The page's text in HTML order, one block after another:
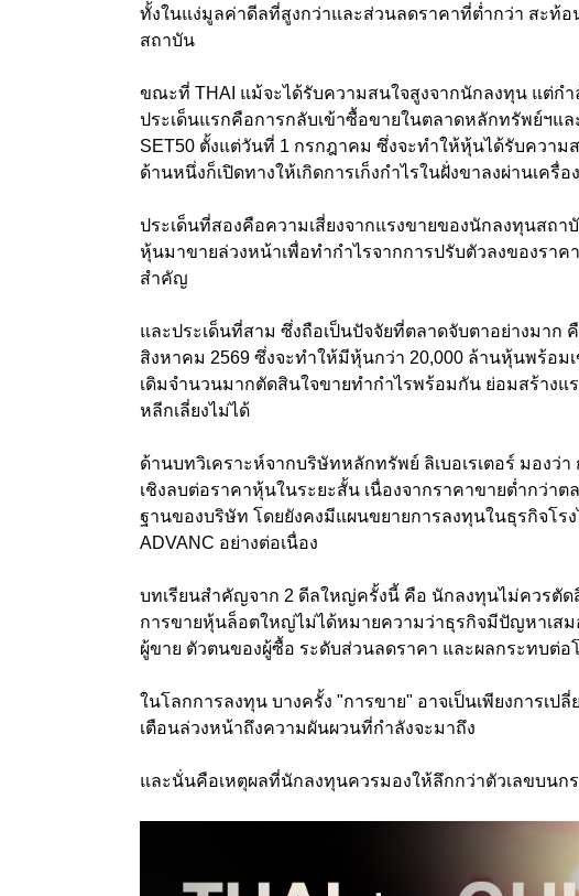
ทั้งในแง่มูลค่าดีลที่สูงกว่าและส่วนลดราคาที่ต่ำกว่า สะท้
สถาบัน
ขณะที่ THAI แม้จะได้รับความสนใจสูงจากนักลงทุน แต่
ประเด็นแรกคือการกลับเข้าซื้อขายในตลาดหลักทรัพย์ฯแ
SET50 ตั้งแต่วันที่ 1 กรกฎาคม ซึ่งจะทำให้หุ้นได้รับควา
ด้านหนึ่งก็เปิดทางให้เกิดการเก็งกำไรในฝั่งขาลงผ่านเค
ประเด็นที่สองคือความเสี่ยงจากแรงขายของนักลงทุนสถ
หุ้นมาขายล่วงหน้าเพื่อทำกำไรจากการปรับตัวลงของรา
สำคัญ
และประเด็นที่สาม ซึ่งถือเป็นปัจจัยที่ตลาดจับตาอย่างมาก
สิงหาคม 2569 ซึ่งจะทำให้มีหุ้นกว่า 20,000 ล้านหุ้นพร้อ
เดิมจำนวนมากตัดสินใจขายทำกำไรพร้อมกัน ย่อมสร้าง
หลีกเลี่ยงไม่ได้
ด้านบทวิเคราะห์จากบริษัทหลักทรัพย์ ลิเบอเรเตอร์ มองว่
เชิงลบต่อราคาหุ้นในระยะสั้น เนื่องจากราคาขายต่ำกว่า
ฐานของบริษัท โดยยังคงมีแผนขยายการลงทุนในธุรกิจโ
ADVANC อย่างต่อเนื่อง
บทเรียนสำคัญจาก 2 ดีลใหญ่ครั้งนี้ คือ นักลงทุนไม่ควรตัด
การขายหุ้นล็อตใหญ่ไม่ได้หมายความว่าธุรกิจมีปัญหาเส
ผู้ขาย ตัวตนของผู้ซื้อ ระดับส่วนลดราคา และผลกระทบต่อ
ในโลกการลงทุน บางครั้ง "การขาย" อาจเป็นเพียงการเ
เตือนล่วงหน้าถึงความผันผวนที่กำลังจะมาถึง
และนั่นคือเหตุผลที่นักลงทุนควรมองให้ลึกกว่าตัวเลขบนก